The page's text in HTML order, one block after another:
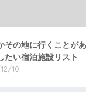
その地に行くことが
たい宿泊施設リスト
10